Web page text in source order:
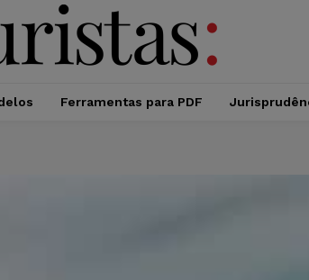
Ferramentas para PDF